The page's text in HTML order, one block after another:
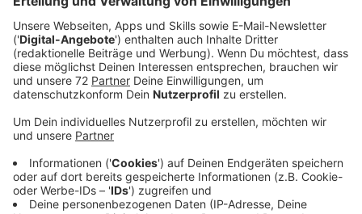
Safer Internet Day: Interview mit Direktor der
Landesanstalt für Medien
Anzeige
"Kinder und Jugendliche müssen vor schädlichen oder
unzulässigen Inhalten im Internet geschützt werden.